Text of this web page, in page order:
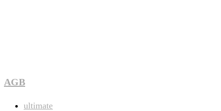
AGB
Beitrags-
ultimate